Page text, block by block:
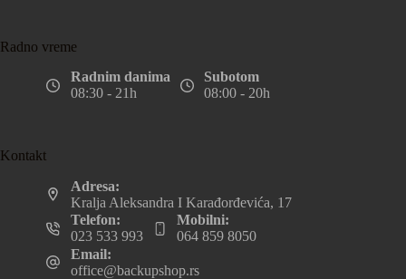
Radno vreme
Radnim danima
08:30 - 21h
Subotom
08:00 - 20h
Kontakt
Adresa:
Kralja Aleksandra I Karađorđevića, 17
Telefon:
023 533 993
Mobilni:
064 859 8050
Email:
office@backupshop.rs